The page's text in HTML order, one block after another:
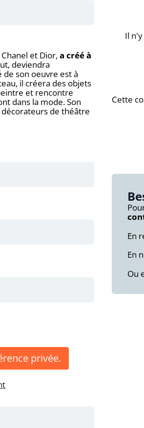
et Dior, a créé à
deviendra
de son oeuvre est à
il créera des objets
et rencontre
dans la mode. Son
décorateurs de théâtre
privée.
Il
Cette
En
En
Ou